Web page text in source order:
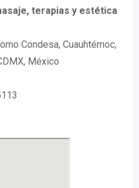
terapias y estética
Condesa, Cuauhtémoc,
México